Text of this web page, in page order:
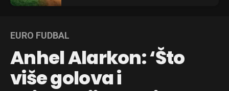
EURO FUDBAL
Anhel Alarkon: ‘Što
više golova i